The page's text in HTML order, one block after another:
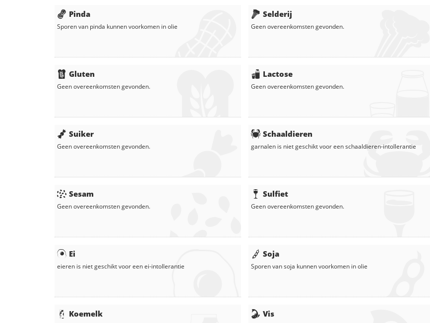
Pinda
Sporen van pinda kunnen voorkomen inolie
Gluten
Geen overeenkomsten gevonden.
Suiker
Geen overeenkomsten gevonden.
Sesam
Geen overeenkomsten gevonden.
Ei
eieren is niet geschikt voor een ei-intollerantie
Koemelk
Selderij
Geen overeenkomsten gevonden.
Lactose
Geen overeenkomsten gevonden.
Schaaldieren
garnalen is niet geschikt voor een schaaldieren-intollerantie
Sulfiet
Geen overeenkomsten gevonden.
Soja
Sporen van soja kunnen voorkomen inolie
Vis